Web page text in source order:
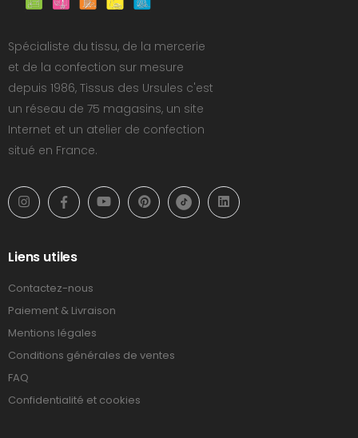
Spécialiste du tissu, de la mercerie
et de la confection sur mesure
depuis 1986, Tissus des Ursules c'est
un réseau de 75 magasins, un site
Internet et un atelier de confection
situé en France.
Liens utiles
Contactez-nous
Paiement & Livraison
Mentions légales
Conditions générales de ventes
FAQ
Confidentialité et cookies